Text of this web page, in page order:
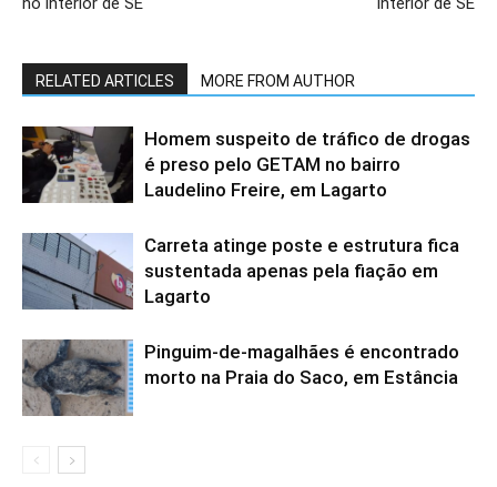
RELATED ARTICLES MORE FROM AUTHOR
Homem suspeito de tráfico de drogas
é preso pelo GETAM no bairro
Laudelino Freire, em Lagarto
Carreta atinge poste e estrutura fica
sustentada apenas pela fiação em
Lagarto
Pinguim-de-magalhães é encontrado
morto na Praia do Saco, em Estância